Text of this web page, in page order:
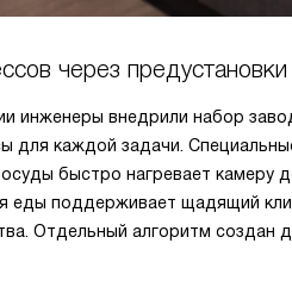
через предустановки
инженеры внедрили набор
для каждой задачи.
быстро нагревает камеру
еды поддерживает щадящий
Отдельный алгоритм